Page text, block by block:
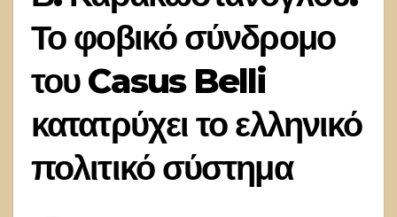
Το φοβικό σύνδρομο
του Casus Belli
κατατρύχει το ελληνικό
πολιτικό σύστημα